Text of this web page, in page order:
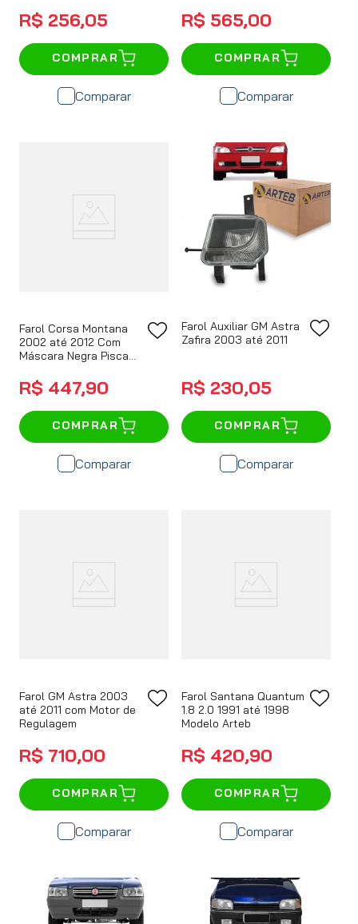
R$ 256,05
COMPRAR
Comparar
R$ 565,00
COMPRAR
Comparar
Farol Corsa Montana
2002 até 2012 Com
Máscara Negra Pisca
R$ 447,90
COMPRAR
Comparar
Farol Auxiliar GM Astra
Zafira 2003 até 2011
R$ 230,05
COMPRAR
Comparar
Farol GM Astra 2003
até 2011 com Motor de
Regulagem
R$ 710,00
COMPRAR
Comparar
Farol Santana Quantum
1.8 2.0 1991 até 1998
Modelo Arteb
R$ 420,90
COMPRAR
Comparar